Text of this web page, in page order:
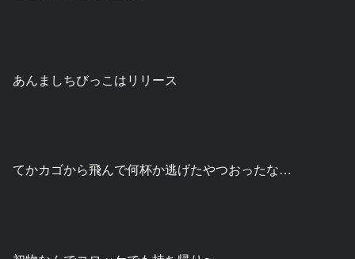
あんましちびっこはリリース
てかカゴから飛んで何杯か逃げたやつおったな…